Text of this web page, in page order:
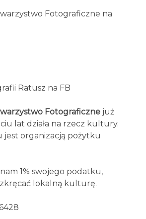
Fotograficzne na
Ratusz na FB
Fotograficzne już
lat działa na rzecz kultury.
jest organizacją pożytku
1% swojego podatku,
lokalną kulturę.